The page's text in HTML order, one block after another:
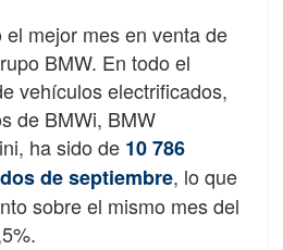
mejor mes en venta de
BMW. En todo el
vehículos electrificados,
de BMWi, BMW
ha sido de 10 786
de septiembre, lo que
sobre el mismo mes del